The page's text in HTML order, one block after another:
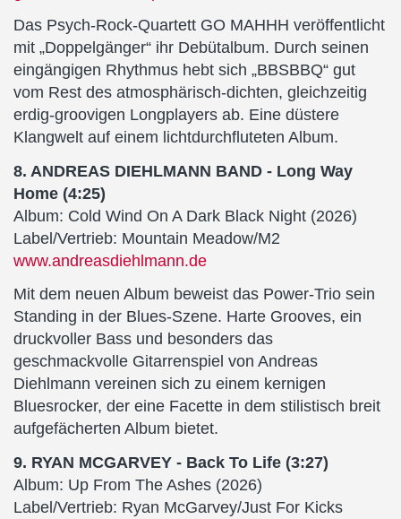
Das Psych-Rock-Quartett GO MAHHH veröffentlicht
mit „Doppelgänger“ ihr Debütalbum. Durch seinen
eingängigen Rhythmus hebt sich „BBSBBQ“ gut
vom Rest des atmosphärisch-dichten, gleichzeitig
erdig-groovigen Longplayers ab. Eine düstere
Klangwelt auf einem lichtdurchfluteten Album.
8. ANDREAS DIEHLMANN BAND - Long Way
Home (4:25)
Album: Cold Wind On A Dark Black Night (2026)
Label/Vertrieb: Mountain Meadow/M2
www.andreasdiehlmann.de
Mit dem neuen Album beweist das Power-Trio sein
Standing in der Blues-Szene. Harte Grooves, ein
druckvoller Bass und besonders das
geschmackvolle Gitarrenspiel von Andreas
Diehlmann vereinen sich zu einem kernigen
Bluesrocker, der eine Facette in dem stilistisch breit
aufgefächerten Album bietet.
9. RYAN MCGARVEY - Back To Life (3:27)
Album: Up From The Ashes (2026)
Label/Vertrieb: Ryan McGarvey/Just For Kicks